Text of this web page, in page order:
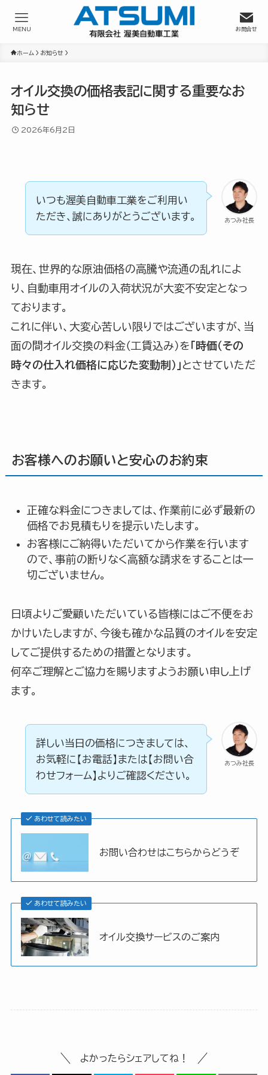
お問合せ
MENU
ホーム お知らせ
オイル交換の価格表記に関する重要なお
知らせ
2026年6月2日
あつみ社長
いつも渥美自動車工業をご利用い
ただき、誠にありがとうございます。
現在、世界的な原油価格の高騰や流通の乱れによ
り、自動車用オイルの入荷状況が大変不安定となっ
ております。
これに伴い、大変心苦しい限りではございますが、当
面の間オイル交換の料金（工賃込み）を 「時価（その
時々の仕入れ価格に応じた変動制）」 とさせていただ
きます。
お客様へのお願いと安心のお約束
正確な料金につきましては、作業前に必ず最新の
価格でお見積もりを提示いたします。
お客様にご納得いただいてから作業を行います
ので、事前の断りなく高額な請求をすることは一
切ございません。
日頃よりご愛顧いただいている皆様にはご不便をお
かけいたしますが、今後も確かな品質のオイルを安定
してご提供するための措置となります。
何卒ご理解とご協力を賜りますようお願い申し上げ
ます。
あつみ社長
詳しい当日の価格につきましては、
お気軽に【お電話】または【お問い合
わせフォーム】よりご確認ください。
あわせて読みたい
お問い合わせはこちらからどうぞ
あわせて読みたい
オイル交換サービスのご案内
よかったらシェアしてね！